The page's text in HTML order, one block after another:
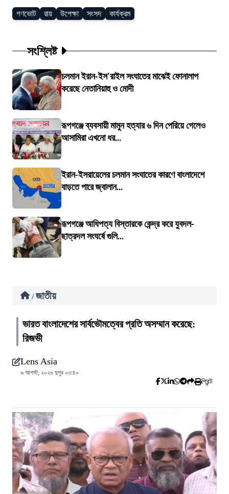
গণভোট রায় উপেক্ষা সংসদ কার্যক্রম
সংশ্লিষ্ট
চলমান ইরান-ইস'রাইল সংঘাতের মাঝেই ফোনালাপ
করেছে নেতানিয়াহু ও মোদী
রূপগঞ্জে ব্যবসায়ী মামুন হত্যার ৬ দিন পেরিয়ে গেলেও
আসামিরা এখনো ধর...
ইরান-ইসরায়েলের চলমান সংঘাতের কারণে বাংলাদেশে
বাড়তে পারে জ্বালান...
রূপগঞ্জে আধিপত্য বিস্তারকে কেন্দ্র করে যুবদল-
ছাত্রদল সংঘর্ষে গুলি...
/ জাতীয়
ভারত বাংলাদেশের সার্বভৌমত্বের প্রতি অসম্মান করেছে:
রিজভী
Lens Asia
৬ আগস্ট, ২০২৬ দুপুর ০৩:৪০
প্রিন্ট